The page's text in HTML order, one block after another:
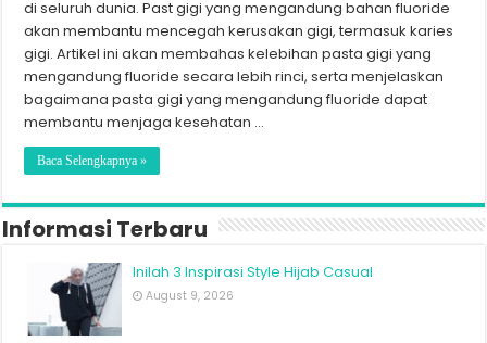
di seluruh dunia. Past gigi yang mengandung bahan fluoride
akan membantu mencegah kerusakan gigi, termasuk karies
gigi. Artikel ini akan membahas kelebihan pasta gigi yang
mengandung fluoride secara lebih rinci, serta menjelaskan
bagaimana pasta gigi yang mengandung fluoride dapat
membantu menjaga kesehatan …
Baca Selengkapnya »
Informasi Terbaru
Inilah 3 Inspirasi Style Hijab Casual
August 9, 2026